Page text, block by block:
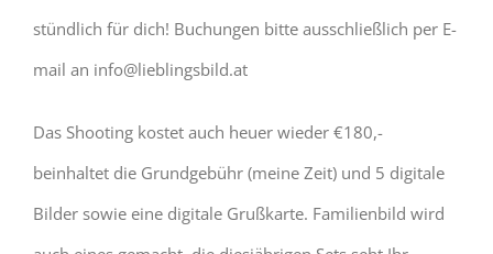
stündlich für dich! Buchungen bitte ausschließlich per E-
mail an info@lieblingsbild.at
Das Shooting kostet auch heuer wieder €180,-
beinhaltet die Grundgebühr (meine Zeit) und 5 digitale
Bilder sowie eine digitale Grußkarte. Familienbild wird